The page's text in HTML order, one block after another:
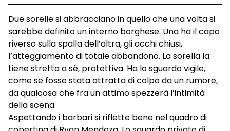
Due sorelle si abbracciano in quello che una volta si
sarebbe definito un interno borghese. Una ha il capo
riverso sulla spalla dell’altra, gli occhi chiusi,
l’atteggiamento di totale abbandono. La sorella la
tiene stretta a sé, protettiva. Ha lo sguardo vigile,
come se fosse stata attratta di colpo da un rumore,
da qualcosa che fra un attimo spezzerà l’intimità
della scena.
Aspettando i barbari si riflette bene nel quadro di